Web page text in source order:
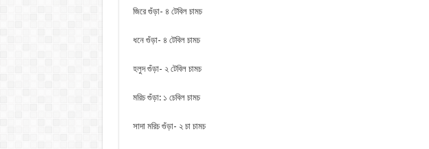
জিরে গুঁড়া- ৪ টেবিল চামচ
ধনে গুঁড়া- ৪ টেবিল চামচ
হলুদ গুঁড়া- ২ টেবিল চামচ
মরিচ গুঁড়া: ১ চেবিল চামচ
সাদা মরিচ গুঁড়া- ২ চা চামচ